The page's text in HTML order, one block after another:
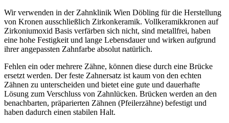
Wir verwenden in der Zahnklinik Wien Döbling für die Herstellung
von Kronen ausschließlich Zirkonkeramik. Vollkeramikkronen auf
Zirkoniumoxid Basis verfärben sich nicht, sind metallfrei, haben
eine hohe Festigkeit und lange Lebensdauer und wirken aufgrund
ihrer angepassten Zahnfarbe absolut natürlich.
Fehlen ein oder mehrere Zähne, können diese durch eine Brücke
ersetzt werden. Der feste Zahnersatz ist kaum von den echten
Zähnen zu unterscheiden und bietet eine gute und dauerhafte
Lösung zum Verschluss von Zahnlücken. Brücken werden an den
benachbarten, präparierten Zähnen (Pfeilerzähne) befestigt und
haben dadurch einen stabilen Halt.